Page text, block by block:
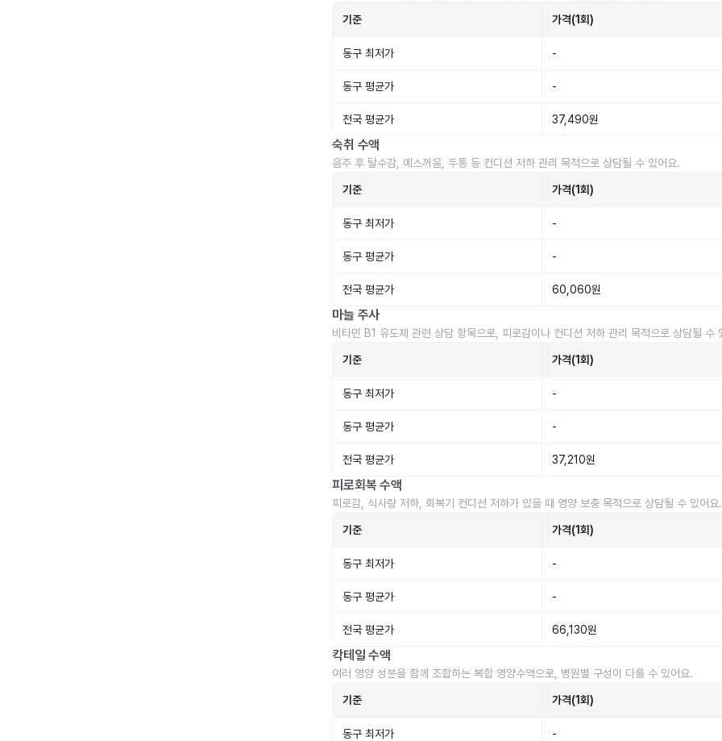
기준 가격(1회)
동구 최저가 -
동구 평균가 -
전국 평균가 37,490원
숙취 수액
음주 후 탈수감, 메스꺼움, 두통 등 컨디션 저하 관리 목적으로 상담될 수 있어요.
기준 가격(1회)
동구 최저가 -
동구 평균가 -
전국 평균가 60,060원
마늘 주사
비타민 B1 유도체 관련 상담 항목으로, 피로감이나 컨디션 저하 관리 목적으로 상담될 수
기준 가격(1회)
동구 최저가 -
동구 평균가 -
전국 평균가 37,210원
피로회복 수액
피로감, 식사량 저하, 회복기 컨디션 저하가 있을 때 영양 보충 목적으로 상담될 수 있어요.
기준 가격(1회)
동구 최저가 -
동구 평균가 -
전국 평균가 66,130원
칵테일 수액
여러 영양 성분을 함께 조합하는 복합 영양수액으로, 병원별 구성이 다를 수 있어요.
기준 가격(1회)
동구 최저가 -